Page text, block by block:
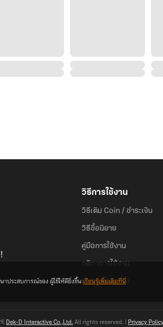
วิธีการใช้งาน
วิธีเติม Coin / ชำระเงิน
วิธีซื้อนิยาย
คู่มือการใช้งาน
กติกาการใช้งาน
คำถามที่พบบ่อย
Dek-D Interactive Co.,Ltd. All rights reserved. | Privacy
ประสบการณ์ของ ผู้ใช้ให้ดียิ่งขึ้นเรียนรู้เพิ่มเติมที่นี่